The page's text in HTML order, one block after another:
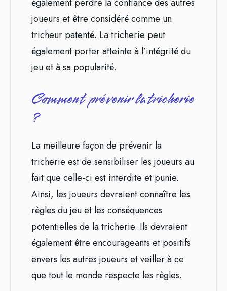
également perdre la confiance des autres
joueurs et être considéré comme un
tricheur patenté. La tricherie peut
également porter atteinte à l’intégrité du
jeu et à sa popularité.
Comment prévenir la tricherie
?
La meilleure façon de prévenir la
tricherie est de sensibiliser les joueurs au
fait que celle-ci est interdite et punie.
Ainsi, les joueurs devraient connaître les
règles du jeu et les conséquences
potentielles de la tricherie. Ils devraient
également être encourageants et positifs
envers les autres joueurs et veiller à ce
que tout le monde respecte les règles.